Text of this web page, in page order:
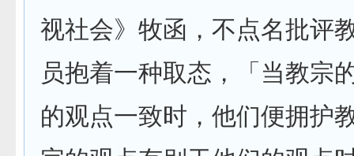
视社会》牧函，不点名批评
员抱着一种取态，「当教宗
的观点一致时，他们便拥护